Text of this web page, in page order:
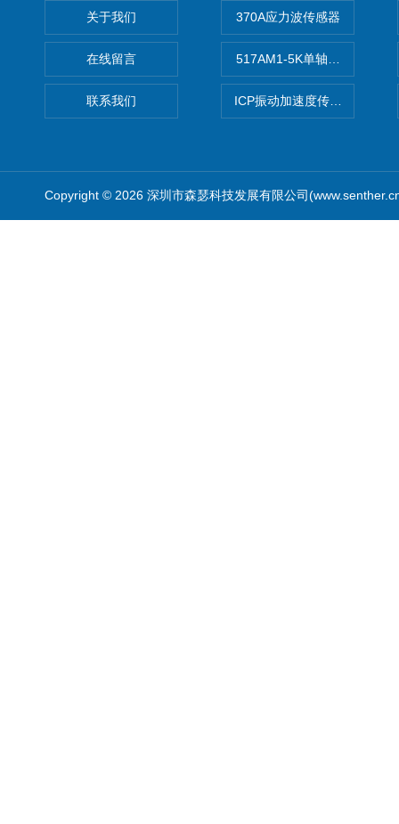
关于我们
在线留言
联系我们
370A应力波传感器
517AM1-5K单轴冲击IEPE加
ICP振动加速度传感器
Copyright © 2026 深圳市森瑟科技发展有限公司